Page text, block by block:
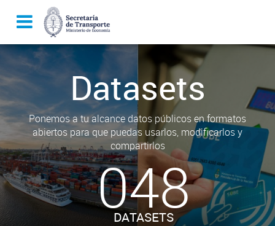
Datasets
Ponemos a tu alcance datos públicos en formatos
abiertos para que puedas usarlos, modificarlos y
compartirlos
048
DATASETS